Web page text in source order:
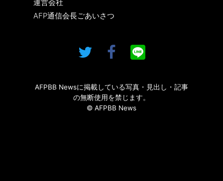
運営会社
AFP通信会長ごあいさつ
AFPBB Newsに掲載している写真・見出し・記事
の無断使用を禁じます。
© AFPBB News